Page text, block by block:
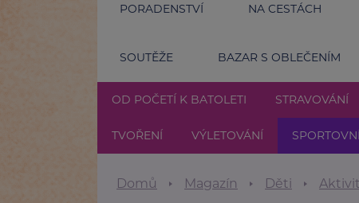
PORADENSTVÍ NA CESTÁCH
SOUTĚŽE BAZAR S OBLEČENÍM
OD POČETÍ K BATOLETI STRAVOVÁNÍ
TVOŘENÍ VÝLETOVÁNÍ
Domů Magazín Děti